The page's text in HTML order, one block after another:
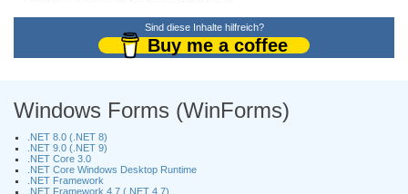
Sind diese Inhalte hilfreich?
Buy me a coffee
Windows Forms (WinForms)
.NET 8.0 (.NET 8)
.NET 9.0 (.NET 9)
.NET Core 3.0
.NET Core Windows Desktop Runtime
.NET Framework
.NET Framework 4.7 (.NET 4.7)